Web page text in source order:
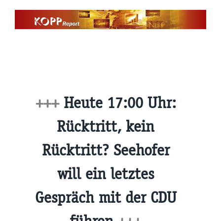
+++ Heute 17:00 Uhr:
Rücktritt, kein
Rücktritt? Seehofer
will ein letztes
Gespräch mit der CDU